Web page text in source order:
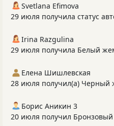
Svetlana Efimova
29 июля получила статус
Irina Razgulina
29 июля получила Белый
Елена Шишлевская
28 июля получил(а) Черный
Борис Аникин 3
20 июля получил